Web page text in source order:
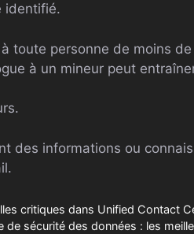
identifié.
toute personne de moins
à un mineur peut
des informations ou
critiques dans Unified Contact
de sécurité des données : les